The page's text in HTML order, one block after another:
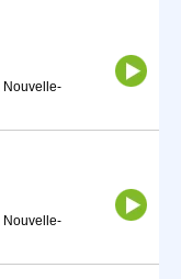
Nouvelle-
Nouvelle-